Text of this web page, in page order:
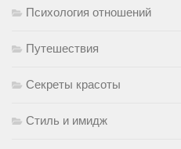
Психология отношений
Путешествия
Секреты красоты
Стиль и имидж